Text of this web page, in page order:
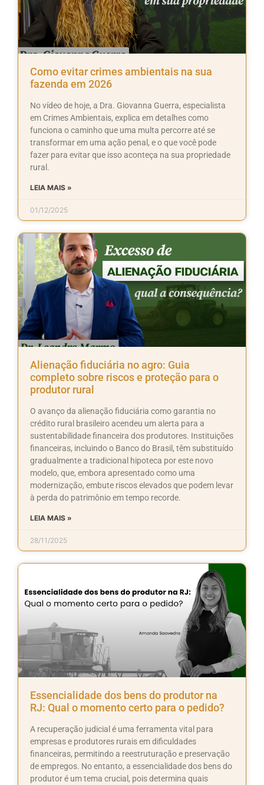
Como evitar crimes ambientais na sua
fazenda em 2026
No vídeo de hoje, a Dra. Giovanna Guerra, especialista
em Crimes Ambientais, explica em detalhes como
funciona o caminho que uma multa percorre até se
transformar em uma ação penal, e o que você pode
fazer para evitar que isso aconteça na sua propriedade
rural.
LEIA MAIS »
01/12/2025
Alienação fiduciária no agro: Guia
completo sobre riscos e proteção para o
produtor rural
O avanço da alienação fiduciária como garantia no
crédito rural brasileiro acendeu um alerta para a
sustentabilidade financeira dos produtores. Instituições
financeiras, incluindo o Banco do Brasil, têm substituído
gradualmente a tradicional hipoteca por este novo
modelo, que, embora apresentado como uma
modernização, embute riscos elevados que podem levar
à perda do patrimônio em tempo recorde.
LEIA MAIS »
28/11/2025
Essencialidade dos bens do produtor na
RJ: Qual o momento certo para o pedido?
A recuperação judicial é uma ferramenta vital para
empresas e produtores rurais em dificuldades
financeiras, permitindo a reestruturação e preservação
de empregos. No entanto, a essencialidade dos bens do
produtor é um tema crucial, pois determina quais